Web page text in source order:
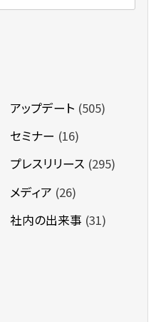
アップデート (505)
セミナー (16)
プレスリリース (295)
メディア (26)
社内の出来事 (31)